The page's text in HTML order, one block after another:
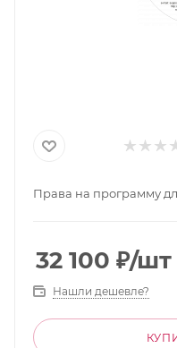
Права на программу
32 100 ₽/шт
Нашли дешевле?